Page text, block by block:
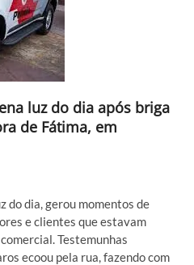
luz do dia após briga
de Fátima, em
do dia, gerou momentos de
e clientes que estavam
Testemunhas
ecoou pela rua, fazendo com